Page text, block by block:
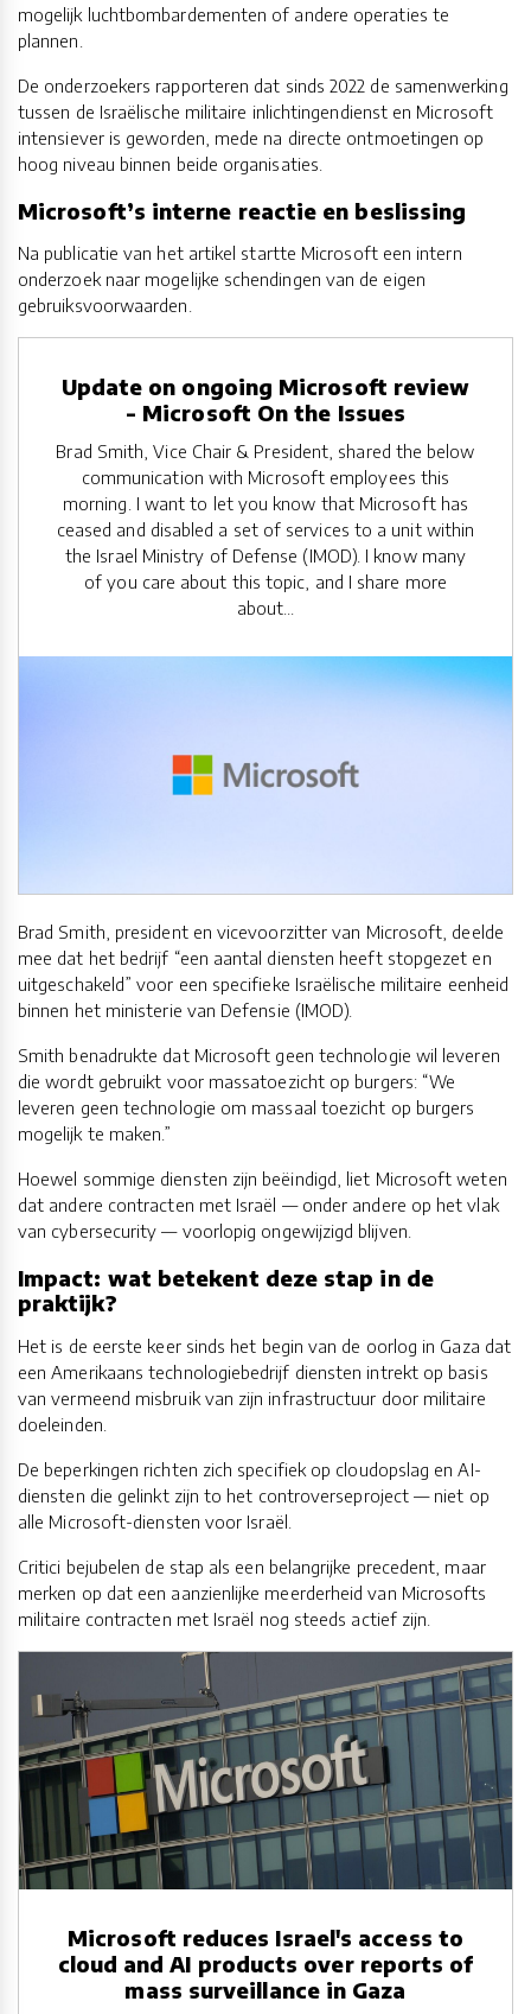
mogelijk luchtbombardementen of andere operaties te
plannen.
De onderzoekers rapporteren dat sinds 2022 de samenwerking
tussen de Israëlische militaire inlichtingendienst en Microsoft
intensiever is geworden, mede na directe ontmoetingen op
hoog niveau binnen beide organisaties.
Microsoft’s interne reactie en beslissing
Na publicatie van het artikel startte Microsoft een intern
onderzoek naar mogelijke schendingen van de eigen
gebruiksvoorwaarden.
Update on ongoing Microsoft review
- Microsoft On the Issues
Brad Smith, Vice Chair & President, shared the below
communication with Microsoft employees this
morning. I want to let you know that Microsoft has
ceased and disabled a set of services to a unit within
the Israel Ministry of Defense (IMOD). I know many
of you care about this topic, and I share more
about...
Brad Smith, president en vicevoorzitter van Microsoft, deelde
mee dat het bedrijf “een aantal diensten heeft stopgezet en
uitgeschakeld” voor een specifieke Israëlische militaire eenheid
binnen het ministerie van Defensie (IMOD).
Smith benadrukte dat Microsoft geen technologie wil leveren
die wordt gebruikt voor massatoezicht op burgers: “We
leveren geen technologie om massaal toezicht op burgers
mogelijk te maken.”
Hoewel sommige diensten zijn beëindigd, liet Microsoft weten
dat andere contracten met Israël — onder andere op het vlak
van cybersecurity — voorlopig ongewijzigd blijven.
Impact: wat betekent deze stap in de
praktijk?
Het is de eerste keer sinds het begin van de oorlog in Gaza dat
een Amerikaans technologiebedrijf diensten intrekt op basis
van vermeend misbruik van zijn infrastructuur door militaire
doeleinden.
De beperkingen richten zich specifiek op cloudopslag en AI-
diensten die gelinkt zijn to het controverseproject — niet op
alle Microsoft-diensten voor Israël.
Critici bejubelen de stap als een belangrijke precedent, maar
merken op dat een aanzienlijke meerderheid van Microsofts
militaire contracten met Israël nog steeds actief zijn.
Microsoft reduces Israel's access to
cloud and AI products over reports of
mass surveillance in Gaza